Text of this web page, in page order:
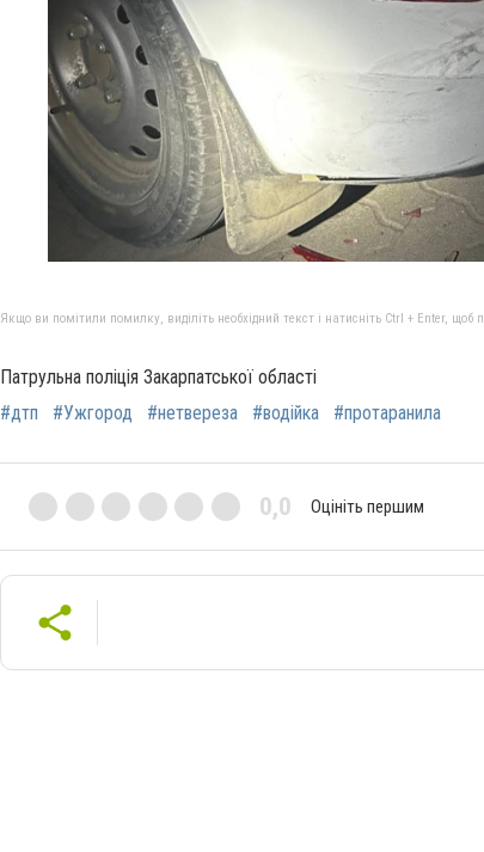
Якщо ви помітили помилку, виділіть необхідний текст і натисніть Ctrl + Enter, щоб
Патрульна поліція Закарпатської області
#дтп
#Ужгород #нетвереза #водійка #протаранила
0,0 Оцініть першим